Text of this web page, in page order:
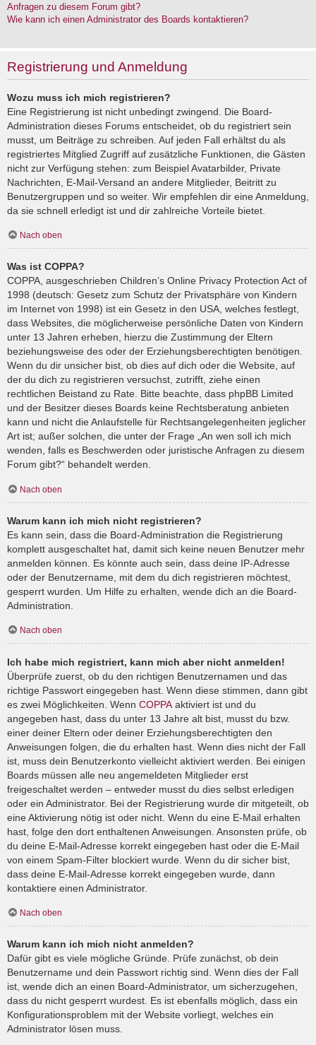
Anfragen zu diesem Forum gibt?
Wie kann ich einen Administrator des Boards kontaktieren?
Registrierung und Anmeldung
Wozu muss ich mich registrieren?
Eine Registrierung ist nicht unbedingt zwingend. Die Board-
Administration dieses Forums entscheidet, ob du registriert sein
musst, um Beiträge zu schreiben. Auf jeden Fall erhältst du als
registriertes Mitglied Zugriff auf zusätzliche Funktionen, die Gästen
nicht zur Verfügung stehen: zum Beispiel Avatarbilder, Private
Nachrichten, E-Mail-Versand an andere Mitglieder, Beitritt zu
Benutzergruppen und so weiter. Wir empfehlen dir eine Anmeldung,
da sie schnell erledigt ist und dir zahlreiche Vorteile bietet.
Nach oben
Was ist COPPA?
COPPA, ausgeschrieben Children’s Online Privacy Protection Act of
1998 (deutsch: Gesetz zum Schutz der Privatsphäre von Kindern
im Internet von 1998) ist ein Gesetz in den USA, welches festlegt,
dass Websites, die möglicherweise persönliche Daten von Kindern
unter 13 Jahren erheben, hierzu die Zustimmung der Eltern
beziehungsweise des oder der Erziehungsberechtigten benötigen.
Wenn du dir unsicher bist, ob dies auf dich oder die Website, auf
der du dich zu registrieren versuchst, zutrifft, ziehe einen
rechtlichen Beistand zu Rate. Bitte beachte, dass phpBB Limited
und der Besitzer dieses Boards keine Rechtsberatung anbieten
kann und nicht die Anlaufstelle für Rechtsangelegenheiten jeglicher
Art ist; außer solchen, die unter der Frage „An wen soll ich mich
wenden, falls es Beschwerden oder juristische Anfragen zu diesem
Forum gibt?“ behandelt werden.
Nach oben
Warum kann ich mich nicht registrieren?
Es kann sein, dass die Board-Administration die Registrierung
komplett ausgeschaltet hat, damit sich keine neuen Benutzer mehr
anmelden können. Es könnte auch sein, dass deine IP-Adresse
oder der Benutzername, mit dem du dich registrieren möchtest,
gesperrt wurden. Um Hilfe zu erhalten, wende dich an die Board-
Administration.
Nach oben
Ich habe mich registriert, kann mich aber nicht anmelden!
Überprüfe zuerst, ob du den richtigen Benutzernamen und das
richtige Passwort eingegeben hast. Wenn diese stimmen, dann gibt
es zwei Möglichkeiten. Wenn COPPA aktiviert ist und du
angegeben hast, dass du unter 13 Jahre alt bist, musst du bzw.
einer deiner Eltern oder deiner Erziehungsberechtigten den
Anweisungen folgen, die du erhalten hast. Wenn dies nicht der Fall
ist, muss dein Benutzerkonto vielleicht aktiviert werden. Bei einigen
Boards müssen alle neu angemeldeten Mitglieder erst
freigeschaltet werden – entweder musst du dies selbst erledigen
oder ein Administrator. Bei der Registrierung wurde dir mitgeteilt, ob
eine Aktivierung nötig ist oder nicht. Wenn du eine E-Mail erhalten
hast, folge den dort enthaltenen Anweisungen. Ansonsten prüfe, ob
du deine E-Mail-Adresse korrekt eingegeben hast oder die E-Mail
von einem Spam-Filter blockiert wurde. Wenn du dir sicher bist,
dass deine E-Mail-Adresse korrekt eingegeben wurde, dann
kontaktiere einen Administrator.
Nach oben
Warum kann ich mich nicht anmelden?
Dafür gibt es viele mögliche Gründe. Prüfe zunächst, ob dein
Benutzername und dein Passwort richtig sind. Wenn dies der Fall
ist, wende dich an einen Board-Administrator, um sicherzugehen,
dass du nicht gesperrt wurdest. Es ist ebenfalls möglich, dass ein
Konfigurationsproblem mit der Website vorliegt, welches ein
Administrator lösen muss.